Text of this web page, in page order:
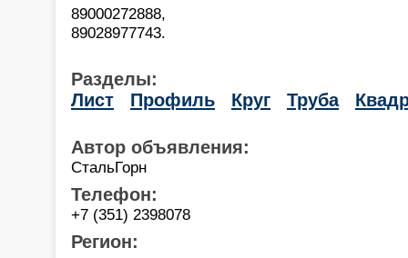
89000272888,
89028977743.
Разделы:
Лист
Профиль Круг Труба
Автор объявления:
СтальГорн
Телефон:
+7 (351) 2398078
Регион: